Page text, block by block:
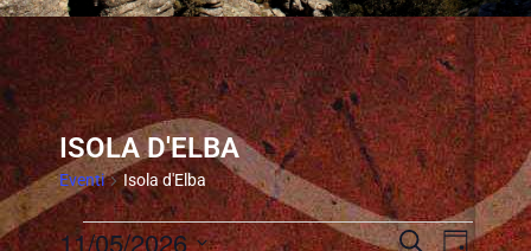
ISOLA D'ELBA
Eventi Isola d'Elba
C
11/05/2026